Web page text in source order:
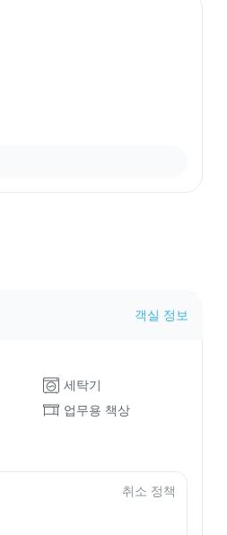
객실 정보
세탁기
업무용 책상
취소 정책